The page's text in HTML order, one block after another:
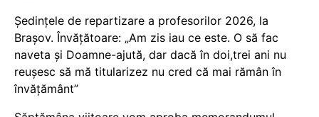
Ședințele de repartizare a profesorilor 2026, la
Brașov. Învățătoare: „Am zis iau ce este. O să fac
naveta și Doamne-ajută, dar dacă în doi,trei ani nu
reușesc să mă titularizez nu cred că mai rămân în
învățământ”